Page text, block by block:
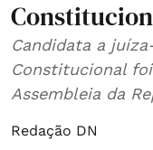
Candidata a
Constitucional
Assembleia da
Redação DN